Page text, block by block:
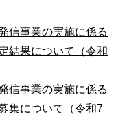
信事業の実施に係る
結果について（令和
信事業の実施に係る
集について（令和7